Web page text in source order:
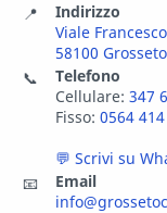
📍
Indirizzo
Viale
58100
📞
Telefono
Cellulare: 347
Fisso: 0564
💬 Scrivi su
📧
Email